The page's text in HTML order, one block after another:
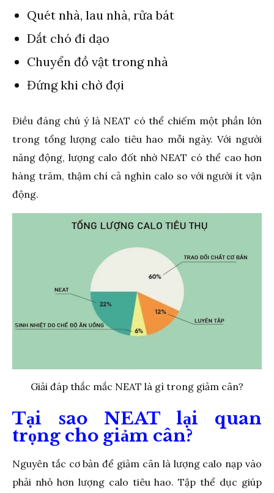
Quét nhà, lau nhà, rửa bát
Dắt chó đi dạo
Chuyển đồ vật trong nhà
Đứng khi chờ đợi
Điều đáng chú ý là NEAT có thể chiếm một phần lớn
trong tổng lượng calo tiêu hao mỗi ngày. Với người
năng động, lượng calo đốt nhờ NEAT có thể cao hơn
hàng trăm, thậm chí cả nghìn calo so với người ít vận
động.
Giải đáp thắc mắc NEAT là gì trong giảm cân?
Tại sao NEAT lại quan
trọng cho giảm cân?
Nguyên tắc cơ bản để giảm cân là lượng calo nạp vào
phải nhỏ hơn lượng calo tiêu hao. Tập thể dục giúp